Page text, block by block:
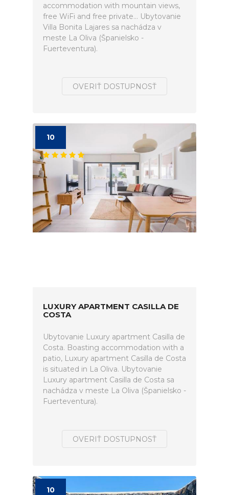
accommodation with mountain views,
free WiFi and free private... Ubytovanie
Villa Bonita Lajares sa nachádza v
meste La Oliva (Španielsko -
Fuerteventura).
OVERIŤ DOSTUPNOSŤ
10
LUXURY APARTMENT CASILLA DE
COSTA
Ubytovanie Luxury apartment Casilla de
Costa. Boasting accommodation with a
patio, Luxury apartment Casilla de Costa
is situated in La Oliva. Ubytovanie
Luxury apartment Casilla de Costa sa
nachádza v meste La Oliva (Španielsko -
Fuerteventura).
OVERIŤ DOSTUPNOSŤ
10